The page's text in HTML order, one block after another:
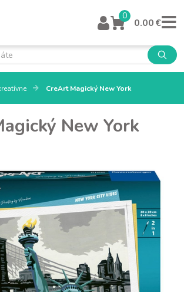
0
0.00 €
CreArt Magický New York
New York